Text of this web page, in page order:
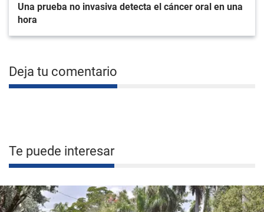
Una prueba no invasiva detecta el cáncer oral en una
hora
Deja tu comentario
Te puede interesar